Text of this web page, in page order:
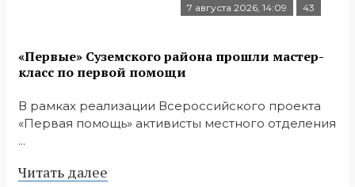
7 августа 2026, 14:09 43
«Первые» Суземского района прошли мастер-
класс по первой помощи
В рамках реализации Всероссийского проекта
«Первая помощь» активисты местного отделения
...
Читать далее